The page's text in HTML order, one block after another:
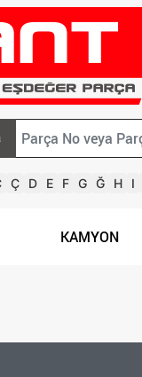
Ç D E F G Ğ H I
KAMYON